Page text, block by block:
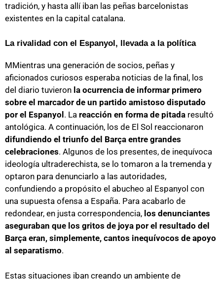
tradición, y hasta allí iban las peñas barcelonistas
existentes en la capital catalana.
La rivalidad con el Espanyol, llevada a la política
MMientras una generación de socios, peñas y
aficionados curiosos esperaba noticias de la final, los
del diario tuvieron la ocurrencia de informar primero
sobre el marcador de un partido amistoso disputado
por el Espanyol . La reacción en forma de pitada resultó
antológica. A continuación, los de El Sol reaccionaron
difundiendo el triunfo del Barça entre grandes
celebraciones. Algunos de los presentes, de inequívoca
ideología ultraderechista, se lo tomaron a la tremenda y
optaron para denunciarlo a las autoridades,
confundiendo a propósito el abucheo al Espanyol con
una supuesta ofensa a España. Para acabarlo de
redondear, en justa correspondencia, los denunciantes
aseguraban que los gritos de joya por el resultado del
Barça eran, simplemente, cantos inequívocos de apoyo
al separatismo.
Estas situaciones iban creando un ambiente de